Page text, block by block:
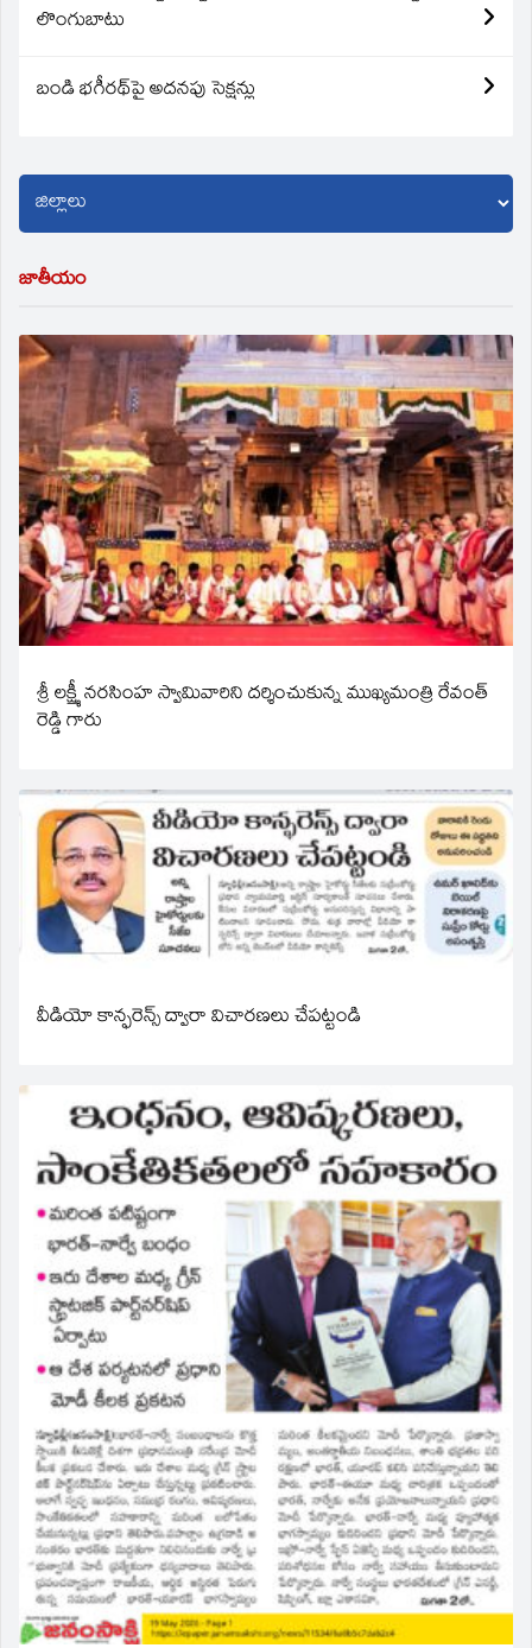
లొంగుబాటు
బండి భగీరథ్‌పై అదనపు సెక్షన్లు
జాతీయం
శ్రీ లక్ష్మీ నరసింహ స్వామివారిని దర్శించుకున్న ముఖ్యమంత్రి రేవంత్
రెడ్డి గారు
వీడియో కాన్ఫరెన్స్ ద్వారా విచారణలు చేపట్టండి